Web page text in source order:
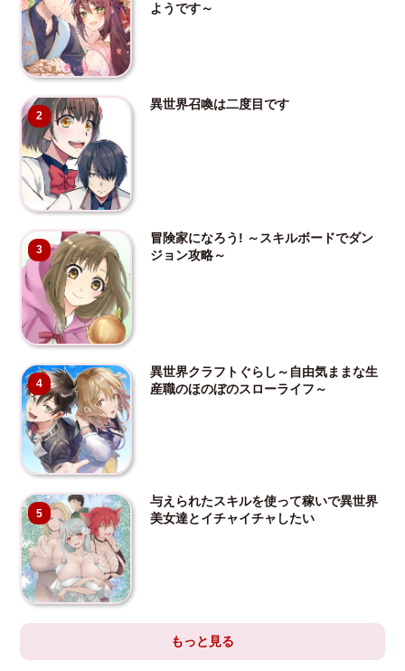
ようです～
2
異世界召喚は二度目です
3
冒険家になろう! ～スキルボードでダン
ジョン攻略～
4
異世界クラフトぐらし～自由気ままな生
産職のほのぼのスローライフ～
5
与えられたスキルを使って稼いで異世界
美女達とイチャイチャしたい
もっと見る